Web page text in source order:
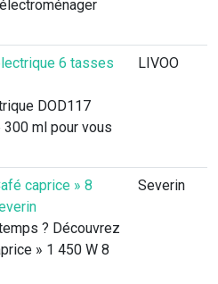
6 tasses
DOD117
ml pour vous
LIVOO
caprice » 8
? Découvrez
» 1 450 W 8
Severin